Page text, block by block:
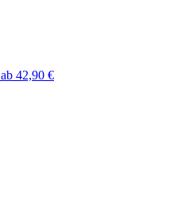
ab 42,90 €